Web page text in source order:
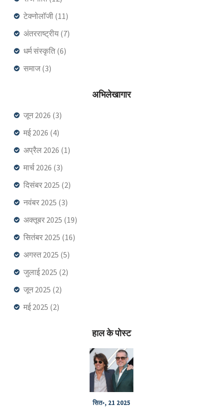
टेक्नोलॉजी (11)
अंतरराष्ट्रीय (7)
धर्म संस्कृति (6)
समाज(3)
अभिलेखागार
जून 2026 (3)
मई 2026 (4)
अप्रैल 2026 (1)
मार्च 2026 (3)
दिसंबर 2025 (2)
नवंबर 2025 (3)
अक्तूबर 2025 (19)
सितंबर 2025 (16)
अगस्त 2025 (5)
जुलाई 2025 (2)
जून 2025 (2)
मई 2025 (2)
हाल के पोस्ट
सित॰, 21 2025